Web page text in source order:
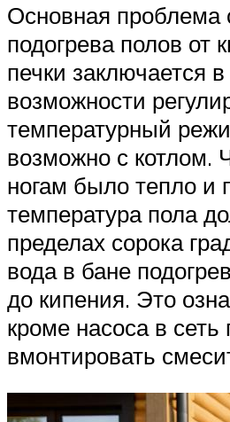
Основная проблема
подогрева полов от
печки заключается
возможности
температурный
возможно с котлом.
ногам было тепло и
температура пола
пределах сорока
вода в бане
до кипения. Это
кроме насоса в сеть
вмонтировать